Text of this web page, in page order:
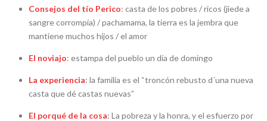
Consejos del tío Perico: casta de los pobres / ricos (jiede a
sangre corrompía) / pachamama, la tierra es la jembra que
mantiene muchos hijos / el amor
El noviajo: estampa del pueblo un día de domingo
La experiencia: la familia es el “troncón rebusto d´una nueva
casta que dé castas nuevas”
El porqué de la cosa: La pobreza y la honra, y el esfuerzo por